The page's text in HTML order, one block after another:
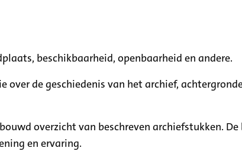
beschikbaarheid, openbaarheid en andere.
de geschiedenis van het archief,
overzicht van beschreven archiefstukken.
en ervaring.